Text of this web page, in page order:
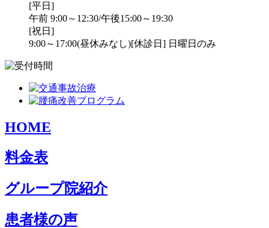
[平日]
午前 9:00～12:30/午後15:00～19:30
[祝日]
9:00～17:00(昼休みなし)[休診日] 日曜日のみ
HOME
料金表
グループ院紹介
患者様の声